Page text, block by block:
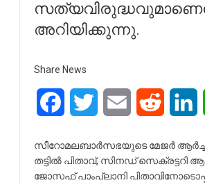
അറിയിക്കുന്നു.
Share News
FacebookTwitter Email Reddit
സീറോമലബാർസഭയുടെ മേജർ
തട്ടിൽ പിതാവ്, സിനഡ് സെക്രട്ടറി
ജോസഫ് പാംപ്ലാനി